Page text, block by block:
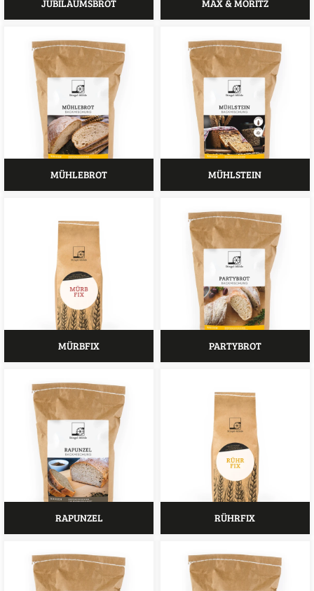
JUBILÄUMSBROT MAX & MORITZ
MÜHLEBROT MÜHLSTEIN
MÜRBFIX PARTYBROT
RAPUNZEL RÜHRFIX